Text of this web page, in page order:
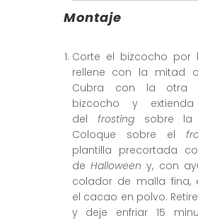
Montaje
Corte el bizcocho
rellene con la mitad
Cubra con la otra
bizcocho y
del frostingsobre la
Coloque sobre el
plantilla precortada
de Halloween y, con
colador de malla fina,
el cacao en polvo.
y deje enfriar 15